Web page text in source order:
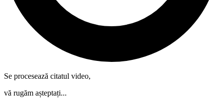
Se procesează citatul video,
vă rugăm așteptați...